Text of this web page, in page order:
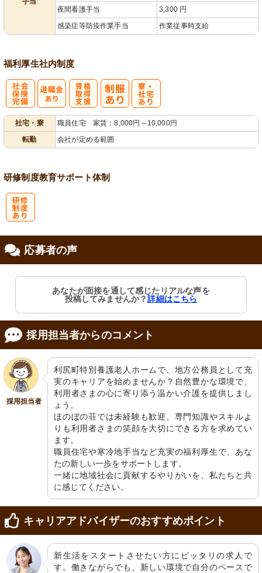
夜間看護手当
3,300 円
感染症等防疫作業手当
作業従事時支給
福利厚生社内制度
社宅・寮
職員住宅 家賃：8,000円～10,000円
転勤
会社が定める範囲
研修制度教育サポート体制
応募者の声
あなたが面接を通して感じたリアルな声を
投稿してみませんか？詳細はこちら
採用担当者からのコメント
採用担当者
利尻町特別養護老人ホームで、地方公務員として充
実のキャリアを始めませんか？自然豊かな環境で、
利用者さまの心に寄り添う温かい介護を提供しまし
ょう。
ほのぼの荘では未経験も歓迎、専門知識やスキルよ
りも利用者さまの笑顔を大切にできる方を求めてい
ます。
職員住宅や寒冷地手当など充実の福利厚生で、あな
たの新しい一歩をサポートします。
一緒に地域社会に貢献するやりがいを、私たちと共
に感じてください。
キャリアアドバイザーのおすすめポイント
新生活をスタートさせたい方にピッタリの求人で
す。働きながらでも、新しい環境で自分のペースで